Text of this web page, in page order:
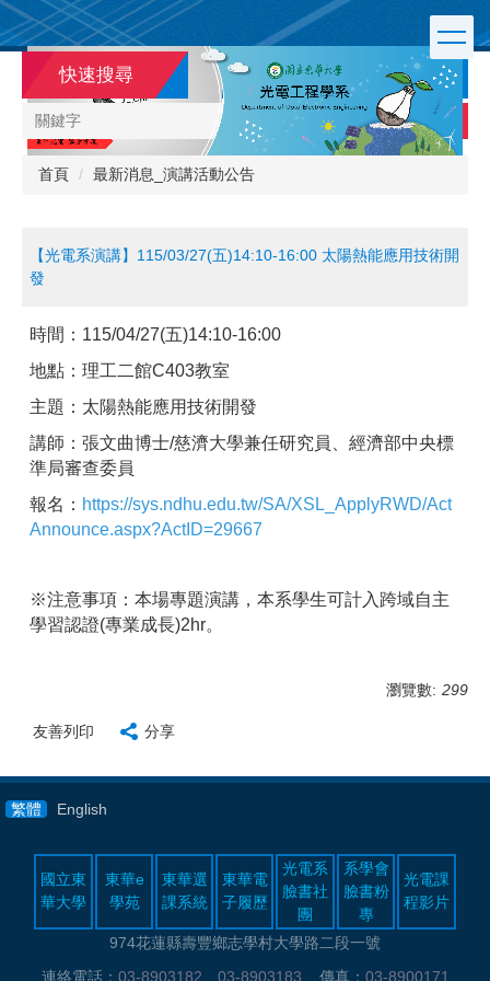
跳
到
快速搜尋
搜尋
首頁 最新消息_演講活動公告
【光電系演講】115/03/27(五)14:10-16:00 太陽熱能應用技術開
發
時間： 115/04/27(五)14:10-16:00
地點：理工二館C403教室
主題：太陽熱能應用技術開發
講師：張文曲博士/慈濟大學兼任研究員、經濟部中央標
準局審查委員
報名： https://sys.ndhu.edu.tw/SA/XSL_ApplyRWD/Act
Announce.aspx?ActID=29667
※注意事項：本場專題演講，本系學生可計入跨域自主
學習認證(專業成長)2hr。
瀏覽數: 299
友善列印 分享
繁體 English
國立東
華大學
東華e
學苑
東華選
課系統
東華電
子履歷
光電系
臉書社
團
系學會
臉書粉
專
光電課
程影片
974花蓮縣壽豐鄉志學村大學路二段一號
連絡電話： 03-8903182 03-8903183 傳真： 03-8900171